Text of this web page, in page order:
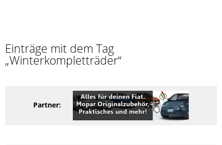
Einträge mit dem Tag
„Winterkompletträder“
Partner: